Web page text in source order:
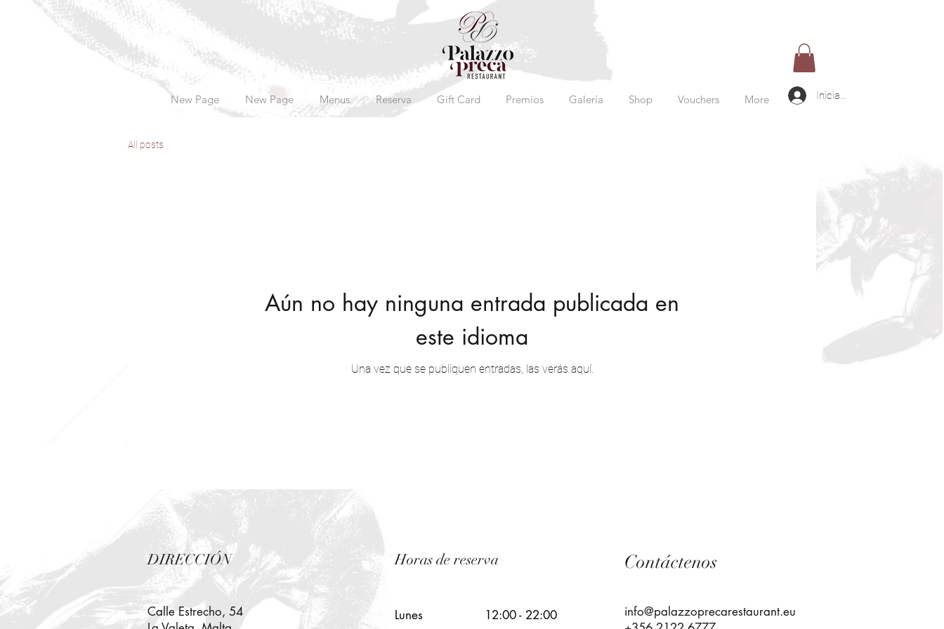
New Page New Page Menus Reserva Gift Card Premios Galería Shop Vouchers More Iniciar sesión
All posts
Aún no hay ninguna entrada publicada en
este idioma
Una vez que se publiquen entradas, las verás aquí.
DIRECCIÓN Horas de reserva Contáctenos
Calle Estrecho, 54
Lunes 12:00 - 22:00
info@palazzoprecarestaurant.eu